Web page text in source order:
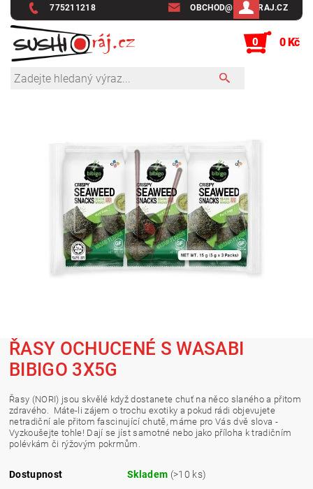
775211218 OBCHOD@SUSHIRAJ.CZ
0 0 Kč
ŘASY OCHUCENÉ S WASABI
BIBIGO 3X5G
Řasy (NORI) jsou skvělé když dostanete chuť na něco slaného a přitom
zdravého. Máte-li zájem o trochu exotiky a pokud rádi objevujete
netradiční ale přitom fascinující chutě, máme pro Vás dvě slova -
Vyzkoušejte tohle! Dají se jíst samotné nebo jako příloha k tradičním
polévkám či rýžovým pokrmům.
Dostupnost Skladem (>10 ks)